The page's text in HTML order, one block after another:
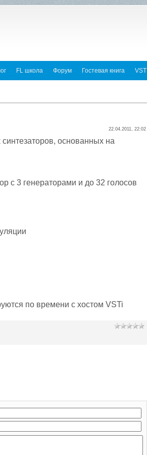
FL школа Форум Гостевая книга VST
22.04.2011, 22:02
основанных на
с 3 генераторами и до 32 голосов
по времени с хостом VSTi